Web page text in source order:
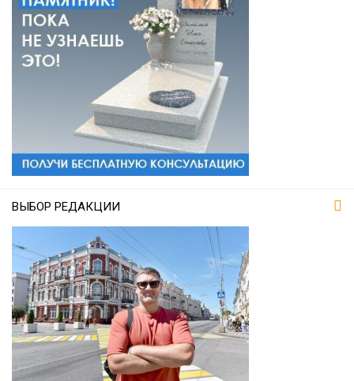
ВЫБОР РЕДАКЦИИ